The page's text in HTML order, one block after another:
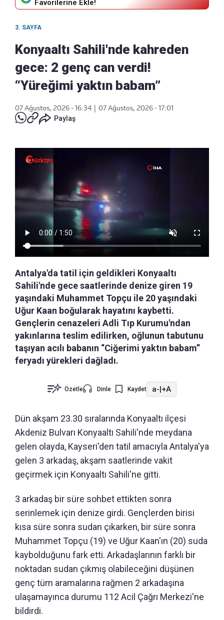
Favorilerine Ekle!
3. SAYFA
Konyaaltı Sahili'nde kahreden
gece: 2 genç can verdi!
“Yüreğimi yaktın babam”
07 Ağustos, 2026 - 16:34
07 Ağustos, 2026 - 17:01
Paylaş
Antalya'da tatil için geldikleri Konyaaltı
Sahili'nde gece saatlerinde denize giren 19
yaşındaki Muhammet Topçu ile 20 yaşındaki
Uğur Kaan boğularak hayatını kaybetti.
Gençlerin cenazeleri Adli Tıp Kurumu'ndan
yakınlarına teslim edilirken, oğlunun tabutunu
taşıyan acılı babanın “Ciğerimi yaktın babam”
feryadı yürekleri dağladı.
Özetle Dinle Kaydet a-|+A
Dün akşam 23.30 sıralarında Konyaaltı ilçesi
Akdeniz Bulvarı Konyaaltı Sahili'nde meydana
gelen olayda, Kayseri'den tatil amacıyla Antalya'ya
gelen 3 arkadaş, akşam saatlerinde vakit
geçirmek için Konyaaltı Sahili'ne gitti.
3 arkadaş bir süre sohbet ettikten sonra
serinlemek için denize girdi. Gençlerden birisi
kısa süre sonra sudan çıkarken, bir süre sonra
Muhammet Topçu (19) ve Uğur Kaan'ın (20) suda
kaybolduğunu fark etti. Arkadaşlarının farklı bir
noktadan sudan çıkmış olabileceğini düşünen
genç tüm aramalarına rağmen 2 arkadaşına
ulaşamayınca durumu 112 Acil Çağrı Merkezi'ne
bildirdi.